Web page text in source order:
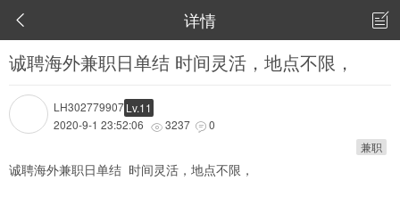
 详情 
诚聘海外兼职日单结 时间灵活，地点不限，
LH302779907Lv.11
2020-9-1 23:52:06
 3237  0
兼职
诚聘海外兼职日单结 时间灵活，地点不限，